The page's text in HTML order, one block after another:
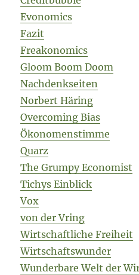
Evonomics
Fazit
Freakonomics
Gloom Boom Doom
Nachdenkseiten
Norbert Häring
Overcoming Bias
Ökonomenstimme
Quarz
The Grumpy Economist
Tichys Einblick
Vox
von der Vring
Wirtschaftliche Freiheit
Wirtschaftswunder
Wunderbare Welt der